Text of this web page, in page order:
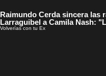
Raimundo Cerda sincera las
Larraguibel a Camila Nash:
Volverías con tu Ex